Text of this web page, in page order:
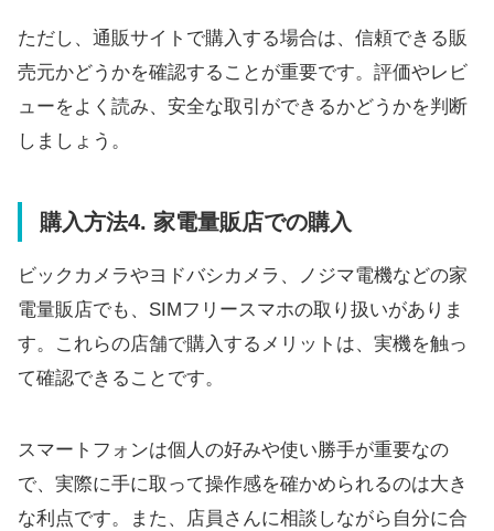
ただし、通販サイトで購入する場合は、信頼できる販
売元かどうかを確認することが重要です。評価やレビ
ューをよく読み、安全な取引ができるかどうかを判断
しましょう。
購入方法4. 家電量販店での購入
ビックカメラやヨドバシカメラ、ノジマ電機などの家
電量販店でも、SIMフリースマホの取り扱いがありま
す。これらの店舗で購入するメリットは、実機を触っ
て確認できることです。
スマートフォンは個人の好みや使い勝手が重要なの
で、実際に手に取って操作感を確かめられるのは大き
な利点です。また、店員さんに相談しながら自分に合